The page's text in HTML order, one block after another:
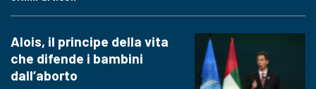
Alois, il principe della vita
che difende i bambini
dall’aborto